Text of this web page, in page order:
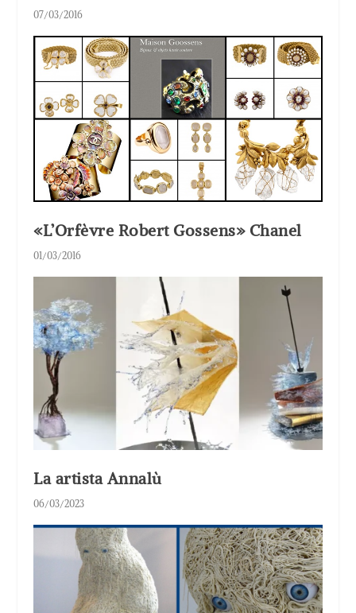
07/03/2016
«L’Orfèvre Robert Gossens» Chanel
01/03/2016
La artista Annalù
06/03/2023